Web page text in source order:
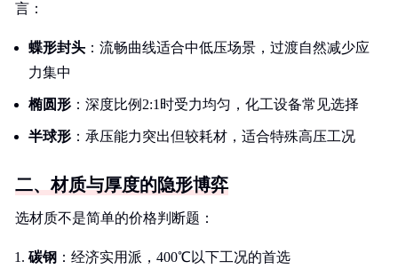
言：
蝶形封头 ：流畅曲线适合中低压场景，过渡自然减少应
力集中
椭圆形 ：深度比例2:1时受力均匀，化工设备常见选择
半球形 ：承压能力突出但较耗材，适合特殊高压工况
二、材质与厚度的隐形博弈
选材质不是简单的价格判断题：
碳钢 ：经济实用派，400℃以下工况的首选